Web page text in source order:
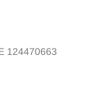
124470663